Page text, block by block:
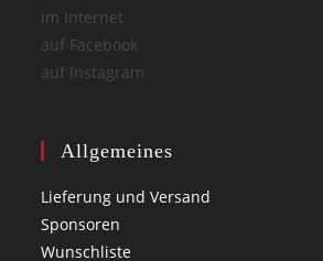
im Internet
auf Facebook
auf Instagram
Allgemeines
Lieferung und Versand
Sponsoren
Wunschliste